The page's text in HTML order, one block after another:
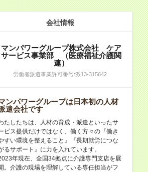
会社情報
マンパワーグループ株式会社 ケア
サービス事業部 （医療福祉介護関
連）
労働者派遣事業許可番号:派13-315642
ンパワーグループは日本初の人材
遣会社です
たしたちは、人材の育成・派遣といったサ
ビス提供だけではなく、働く方々の『働き
すい環境を整えること』『長期就労につな
るサポート』に力を入れています。
年現在、全国34拠点に介護専門支店を展
。介護の現場を理解している専任担当がフ